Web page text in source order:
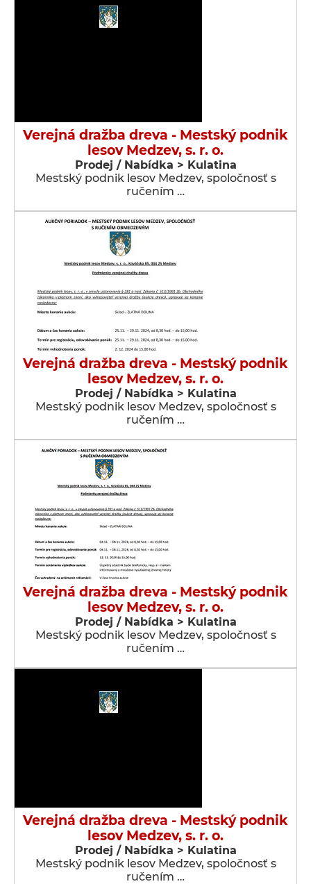
Verejná dražba dreva - Mestský podnik
lesov Medzev, s. r. o.
Prodej / Nabídka > Kulatina
Mestský podnik lesov Medzev, spoločnosť s
ručením …
Verejná dražba dreva - Mestský podnik
lesov Medzev, s. r. o.
Prodej / Nabídka > Kulatina
Mestský podnik lesov Medzev, spoločnosť s
ručením …
Verejná dražba dreva - Mestský podnik
lesov Medzev, s. r. o.
Prodej / Nabídka > Kulatina
Mestský podnik lesov Medzev, spoločnosť s
ručením …
Verejná dražba dreva - Mestský podnik
lesov Medzev, s. r. o.
Prodej / Nabídka > Kulatina
Mestský podnik lesov Medzev, spoločnosť s
ručením …